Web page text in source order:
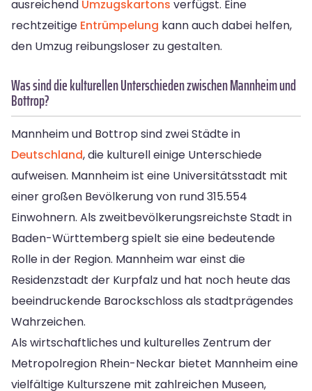
ausreichend Umzugskartons verfügst. Eine
rechtzeitige Entrümpelung kann auch dabei helfen,
den Umzug reibungsloser zu gestalten.
Was sind die kulturellen Unterschieden zwischen Mannheim und
Bottrop?
Mannheim und Bottrop sind zwei Städte in
Deutschland, die kulturell einige Unterschiede
aufweisen. Mannheim ist eine Universitätsstadt mit
einer großen Bevölkerung von rund 315.554
Einwohnern. Als zweitbevölkerungsreichste Stadt in
Baden-Württemberg spielt sie eine bedeutende
Rolle in der Region. Mannheim war einst die
Residenzstadt der Kurpfalz und hat noch heute das
beeindruckende Barockschloss als stadtprägendes
Wahrzeichen.
Als wirtschaftliches und kulturelles Zentrum der
Metropolregion Rhein-Neckar bietet Mannheim eine
vielfältige Kulturszene mit zahlreichen Museen,